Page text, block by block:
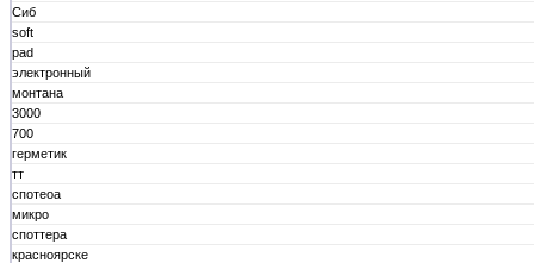
Сиб
soft
pad
электронный
монтана
3000
700
герметик
тт
спотеоа
микро
споттера
красноярске